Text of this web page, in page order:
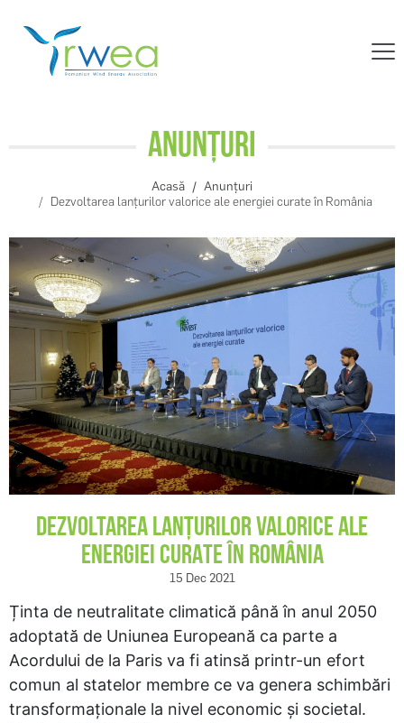
REGISTER
Anunțuri
Acasă
Anunțuri
Dezvoltarea lanțurilor valorice ale energiei curate în România
DEZVOLTAREA LANȚURILOR VALORICE ALE
ENERGIEI CURATE ÎN ROMÂNIA
15 Dec 2021
Ținta de neutralitate climatică până în anul 2050
adoptată de Uniunea Europeană ca parte a
Acordului de la Paris va fi atinsă printr-un efort
comun al statelor membre ce va genera schimbări
transformaționale la nivel economic și societal.